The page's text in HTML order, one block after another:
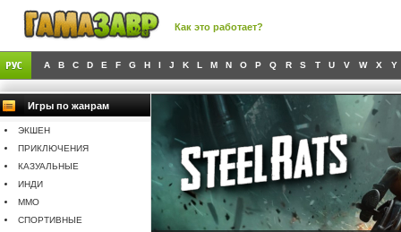
Как это работает?
A B C D E F G H I J K L M N O P Q R S T U V W X Y
Игры по жанрам
ЭКШЕН
ПРИКЛЮЧЕНИЯ
КАЗУАЛЬНЫЕ
ИНДИ
MMO
СПОРТИВНЫЕ